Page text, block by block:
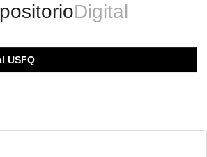
Digital
USFQ